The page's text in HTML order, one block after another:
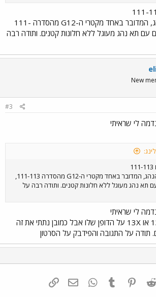
לפי צורת תא הנהג, המדובר באחד מקטרי ה-G12 מהסדרה 111-
עם תא נהג מעוגל ללא חלונות קטנים. ותודה רבה
New
#3
לי שראיתי
לפי צורת תא הנהג, המדובר באחד מקטרי ה-G12 מהסדרה 111-113,
תא נהג מעוגל ללא חלונות קטנים. ותודה רבה על
לי שראיתי
את המספר 135 או 13X על הדופן שלו אבל כמובן נתתי את זה
תודה על התגובה והפידבק על הסרטון
Reddit
Pinterest
Tumblr
WhatsAppדואר אלקטרוני